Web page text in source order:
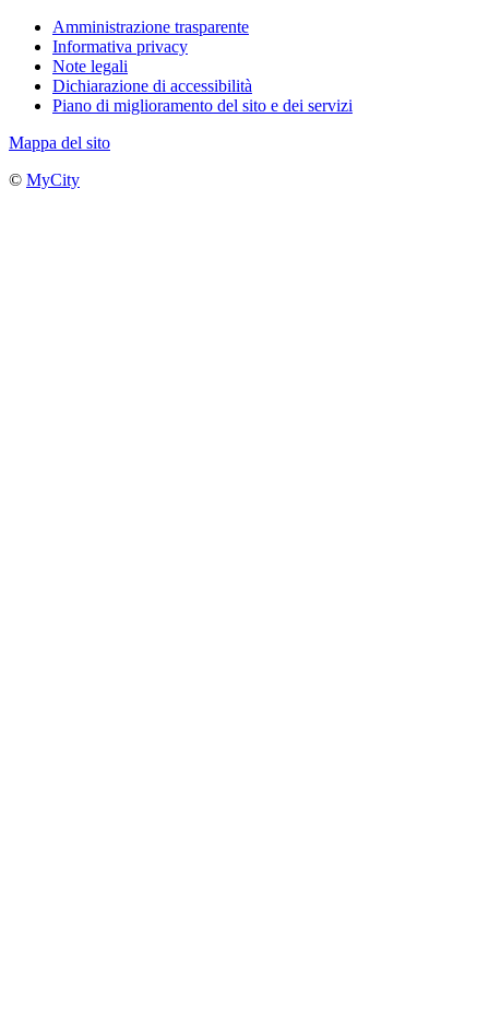
Amministrazione trasparente
Informativa privacy
Note legali
Dichiarazione di accessibilità
Piano di miglioramento del sito e dei servizi
Mappa del sito
© MyCity